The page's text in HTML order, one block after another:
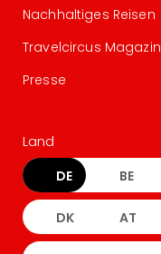
Nachhaltiges Reisen
Travelcircus Magazin
Presse
Land
DE BE
DK AT